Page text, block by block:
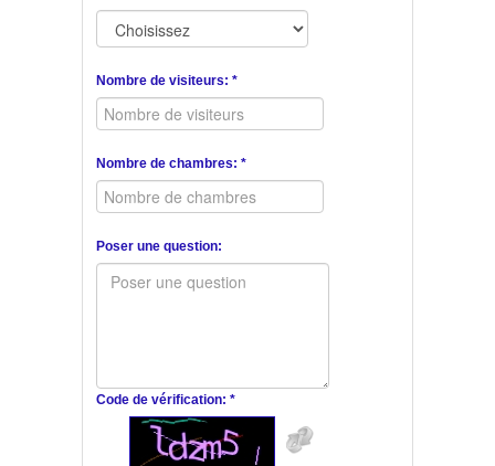
Nombre de visiteurs: *
Nombre de chambres: *
Poser une question:
Code de vérification: *